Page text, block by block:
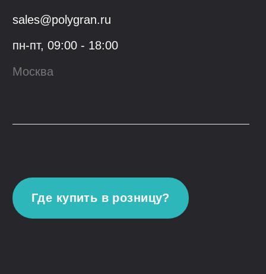
Разработка сайта
Youtube VK